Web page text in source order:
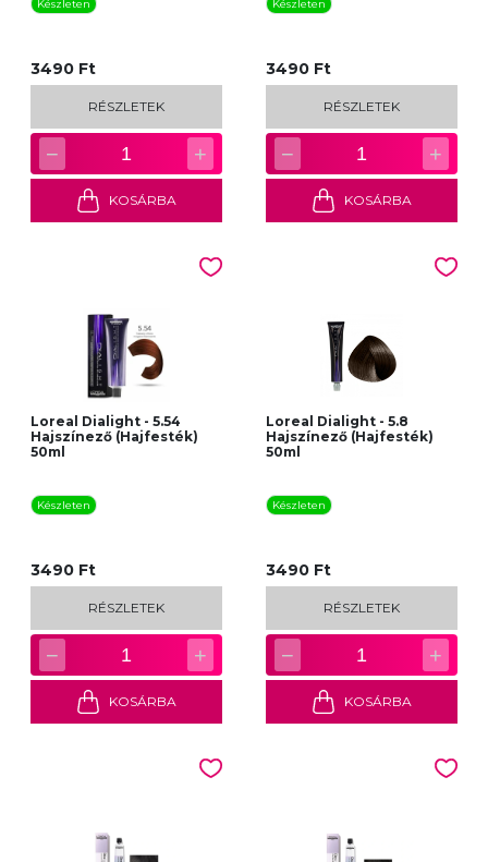
Készleten
3490 Ft
RÉSZLETEK
− 1 +
KOSÁRBA
Készleten
3490 Ft
RÉSZLETEK
− 1 +
KOSÁRBA
Loreal Dialight - 5.54
Hajszínező (Hajfesték)
50ml
Készleten
3490 Ft
RÉSZLETEK
− 1 +
KOSÁRBA
Loreal Dialight - 5.8
Hajszínező (Hajfesték)
50ml
Készleten
3490 Ft
RÉSZLETEK
− 1 +
KOSÁRBA